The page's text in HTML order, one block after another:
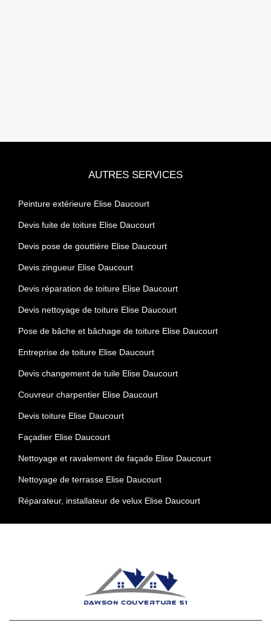
AUTRES SERVICES
Peinture extérieure Elise Daucourt
Devis fuite de toiture Elise Daucourt
Devis pose de gouttière Elise Daucourt
Devis zingueur Elise Daucourt
Devis réparation de toiture Elise Daucourt
Devis nettoyage de toiture Elise Daucourt
Pose de bâche et bâchage de toiture Elise Daucourt
Entreprise de toiture Elise Daucourt
Devis changement de tuile Elise Daucourt
Couvreur charpentier Elise Daucourt
Devis toiture Elise Daucourt
Façadier Elise Daucourt
Nettoyage et ravalement de façade Elise Daucourt
Nettoyage de terrasse Elise Daucourt
Réparateur, installateur de velux Elise Daucourt